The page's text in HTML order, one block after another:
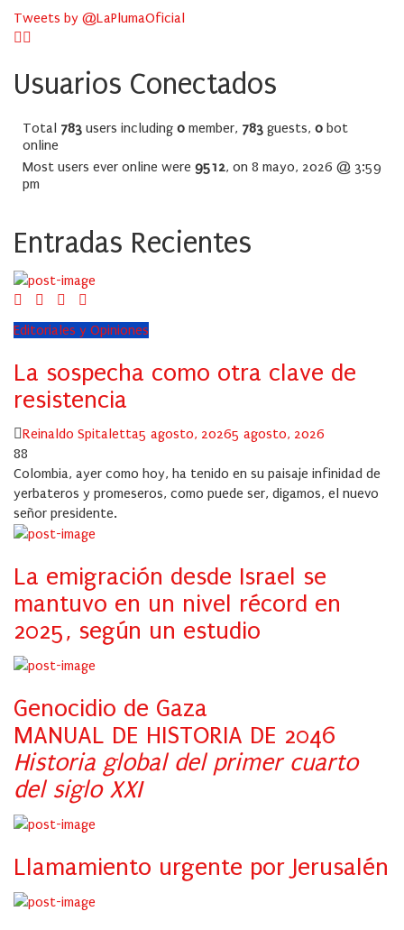
Tweets by @LaPlumaOficial
Usuarios Conectados
Total 783 users including 0 member, 783 guests, 0 bot
online
Most users ever online were 9512, on 8 mayo, 2026 @ 3:59
pm
Entradas Recientes
Editoriales y Opiniones
La sospecha como otra clave de
resistencia
Author
Reinaldo SpitalettaPosted
5 agosto, 20265 agosto, 2026
88
Colombia, ayer como hoy, ha tenido en su paisaje infinidad de
yerbateros y promeseros, como puede ser, digamos, el nuevo
señor presidente.
La emigración desde Israel se
mantuvo en un nivel récord en
2025, según un estudio
Genocidio de Gaza
MANUAL DE HISTORIA DE 2046
Historia global del primer cuarto
del siglo XXI
Llamamiento urgente por Jerusalén